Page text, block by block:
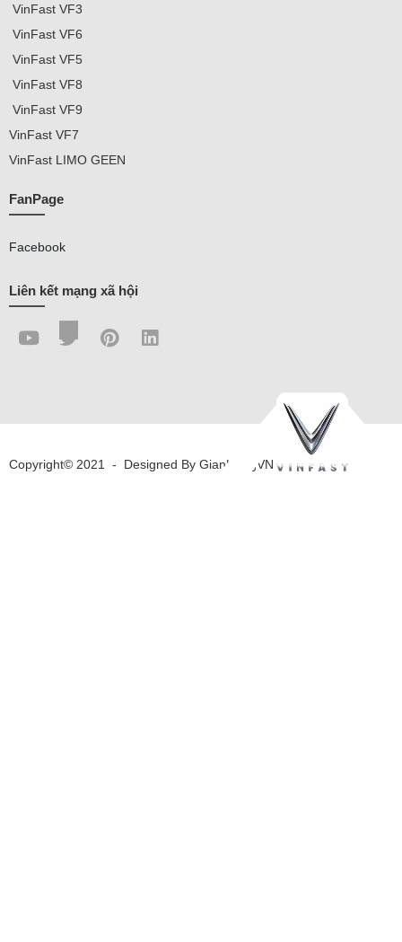
VinFast VF3
VinFast VF6
VinFast VF5
VinFast VF8
VinFast VF9
VinFast VF7
VinFast LIMO GEEN
FanPage
Facebook
Liên kết mạng xã hội
Copyright© 2021 - Designed By GianHangVN